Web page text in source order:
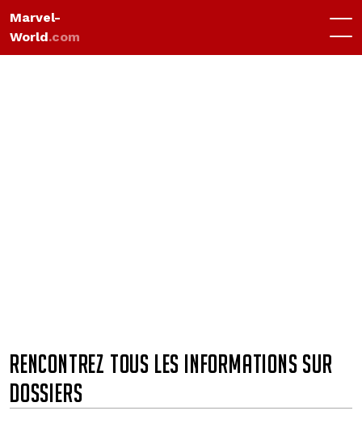
Marvel-
World.com
RENCONTREZ TOUS LES INFORMATIONS SUR
DOSSIERS